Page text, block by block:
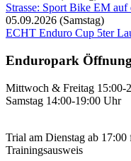
Strasse: Sport Bike EM
05.09.2026 (Samstag)
ECHT Enduro Cup 5ter
Enduropark
Mittwoch & Freitag 15:00-
Samstag 14:00-19:00 Uhr
Trial am Dienstag ab
Trainingsausweis